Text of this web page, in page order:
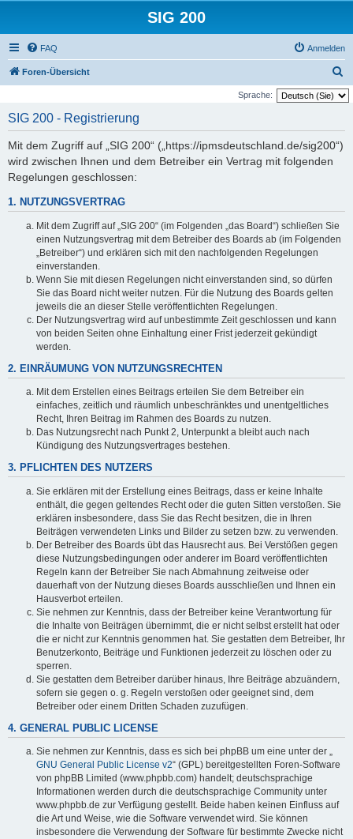
SIG 200
FAQ Anmelden
Foren-Übersicht
u
Sprache:
SIG 200 - Registrierung
Mit dem Zugriff auf „SIG 200“ („https://ipmsdeutschland.de/sig200“)
wird zwischen Ihnen und dem Betreiber ein Vertrag mit folgenden
Regelungen geschlossen:
1. NUTZUNGSVERTRAG
Mit dem Zugriff auf „SIG 200“ (im Folgenden „das Board“) schließen Sie
einen Nutzungsvertrag mit dem Betreiber des Boards ab (im Folgenden
„Betreiber“) und erklären sich mit den nachfolgenden Regelungen
einverstanden.
Wenn Sie mit diesen Regelungen nicht einverstanden sind, so dürfen
Sie das Board nicht weiter nutzen. Für die Nutzung des Boards gelten
jeweils die an dieser Stelle veröffentlichten Regelungen.
Der Nutzungsvertrag wird auf unbestimmte Zeit geschlossen und kann
von beiden Seiten ohne Einhaltung einer Frist jederzeit gekündigt
werden.
2. EINRÄUMUNG VON NUTZUNGSRECHTEN
Mit dem Erstellen eines Beitrags erteilen Sie dem Betreiber ein
einfaches, zeitlich und räumlich unbeschränktes und unentgeltliches
Recht, Ihren Beitrag im Rahmen des Boards zu nutzen.
Das Nutzungsrecht nach Punkt 2, Unterpunkt a bleibt auch nach
Kündigung des Nutzungsvertrages bestehen.
3. PFLICHTEN DES NUTZERS
Sie erklären mit der Erstellung eines Beitrags, dass er keine Inhalte
enthält, die gegen geltendes Recht oder die guten Sitten verstoßen. Sie
erklären insbesondere, dass Sie das Recht besitzen, die in Ihren
Beiträgen verwendeten Links und Bilder zu setzen bzw. zu verwenden.
Der Betreiber des Boards übt das Hausrecht aus. Bei Verstößen gegen
diese Nutzungsbedingungen oder anderer im Board veröffentlichten
Regeln kann der Betreiber Sie nach Abmahnung zeitweise oder
dauerhaft von der Nutzung dieses Boards ausschließen und Ihnen ein
Hausverbot erteilen.
Sie nehmen zur Kenntnis, dass der Betreiber keine Verantwortung für
die Inhalte von Beiträgen übernimmt, die er nicht selbst erstellt hat oder
die er nicht zur Kenntnis genommen hat. Sie gestatten dem Betreiber, Ihr
Benutzerkonto, Beiträge und Funktionen jederzeit zu löschen oder zu
sperren.
Sie gestatten dem Betreiber darüber hinaus, Ihre Beiträge abzuändern,
sofern sie gegen o. g. Regeln verstoßen oder geeignet sind, dem
Betreiber oder einem Dritten Schaden zuzufügen.
4. GENERAL PUBLIC LICENSE
Sie nehmen zur Kenntnis, dass es sich bei phpBB um eine unter der „
GNU General Public License v2“ (GPL) bereitgestellten Foren-Software
von phpBB Limited (www.phpbb.com) handelt; deutschsprachige
Informationen werden durch die deutschsprachige Community unter
www.phpbb.de zur Verfügung gestellt. Beide haben keinen Einfluss auf
die Art und Weise, wie die Software verwendet wird. Sie können
insbesondere die Verwendung der Software für bestimmte Zwecke nicht